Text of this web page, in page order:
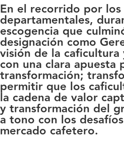
En el recorrido por
departamentales,
escogencia que
designación como
visión de la
con una clara apuesta
transformación;
permitir que los
la cadena de valor
y transformación del
a tono con los
mercado cafetero.